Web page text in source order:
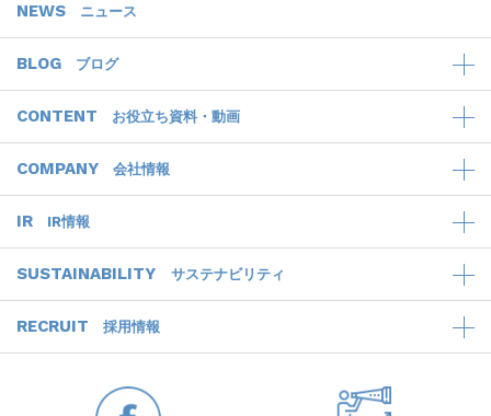
NEWS ニュース
BLOG ブログ
CONTENT お役立ち資料・動画
COMPANY 会社情報
IR IR情報
SUSTAINABILITY サステナビリティ
RECRUIT 採用情報